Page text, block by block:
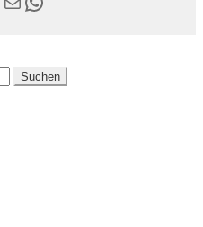
Suchen